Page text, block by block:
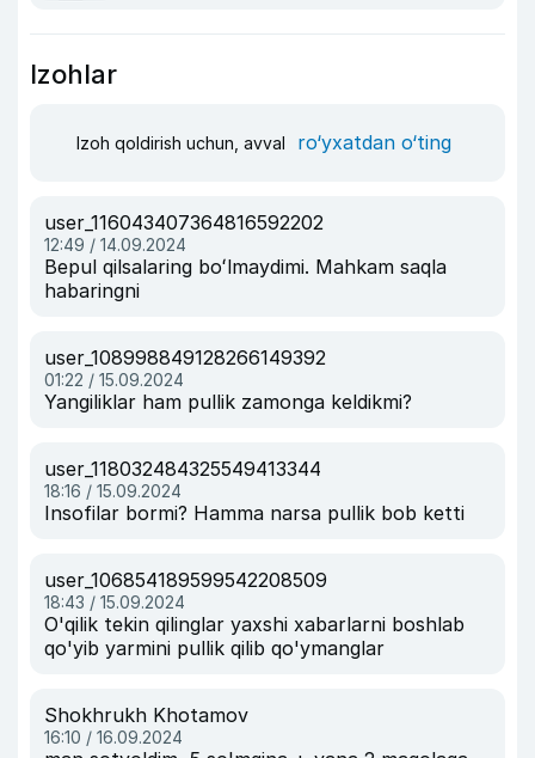
Izohlar
Izoh qoldirish uchun, avval ro‘yxatdan o‘ting
user_116043407364816592202
12:49 / 14.09.2024
Bepul qilsalaring boʻlmaydimi. Mahkam saqla
habaringni
user_108998849128266149392
01:22 / 15.09.2024
Yangiliklar ham pullik zamonga keldikmi?
user_118032484325549413344
18:16 / 15.09.2024
Insofilar bormi? Hamma narsa pullik bob ketti
user_106854189599542208509
18:43 / 15.09.2024
O'qilik tekin qilinglar yaxshi xabarlarni boshlab
qo'yib yarmini pullik qilib qo'ymanglar
Shokhrukh Khotamov
16:10 / 16.09.2024